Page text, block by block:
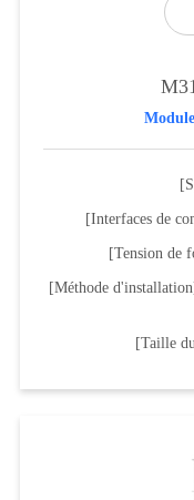
[Interfaces de
[Tension de
[Méthode
[Taille